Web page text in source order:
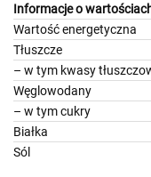
Informacje o
Wartość energetyczna
Tłuszcze
– w tym kwasy
Węglowodany
– w tym cukry
Białka
Sól